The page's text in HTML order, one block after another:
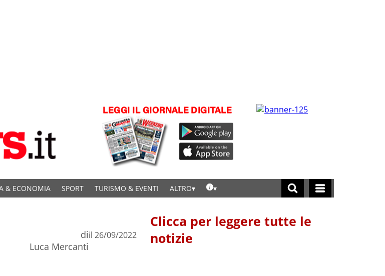
& ECONOMIA SPORT TURISMO & EVENTI ALTRO
di
Luca Mercanti
il 26/09/2022
Clicca per leggere tutte le
notizie